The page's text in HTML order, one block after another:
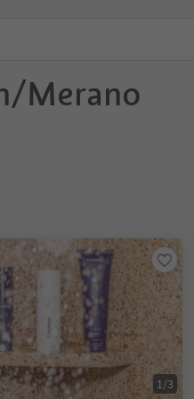
Merano
1/3